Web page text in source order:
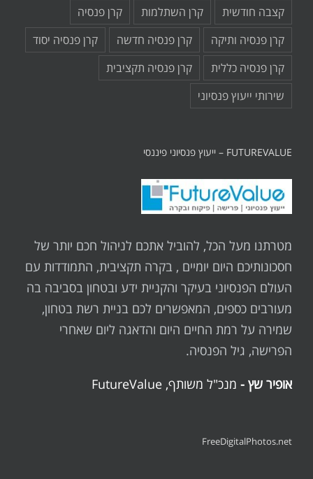
קצבה חודשית
קרן השתלמות
קרן פנסיה
קרן פנסיה ותיקה
קרן פנסיה חדשה
קרן פנסיה יסוד
קרן פנסיה כללית
קרן פנסיה תקציבית
שירותי ייעוץ פנסיוני
FUTUREVALUE – ייעוץ פנסיוני פיננסי
מטרתנו מעל הכל, להוביל אתכם לניהול חכם יותר של
חסכונותיכם היום יומיים , בקרה תקציבית, התמודדות עם
העולם הפנסיוני בעיקר והקניית ידע ובטחון בסביבה בה
מעורבים כספים, המאפשרים לכם בניית רשת בטחון,
שמירה על רמת החיים היום והדאגה ליום שאחרי
הפרישה, גיל הפנסיה.
אופיר שץ - מנכ"ל משותף, FutureValue
FreeDigitalPhotos.net